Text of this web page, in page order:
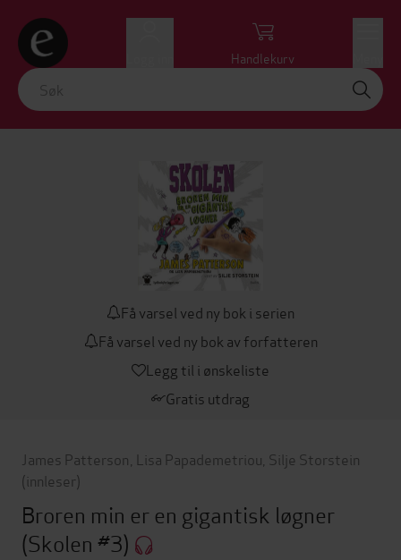
Handlekurv
Få varsel ved ny bok i serien
Få varsel ved ny bok av forfatteren
Legg til i ønskeliste
Gratis utdrag
James Patterson Lisa Papademetriou Silje Storstein
(innleser)
Broren min er en gigantisk løgner
(Skolen #3)